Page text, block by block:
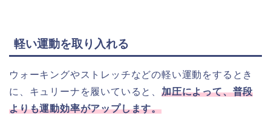
軽い運動を取り入れる
ウォーキングやストレッチなどの軽い運動をするとき
に、キュリーナを履いていると、加圧によって、普段
よりも運動効率がアップします。